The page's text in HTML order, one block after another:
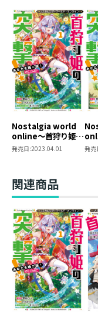
Nostalgia world
online～首狩り姫の
突撃！ あなたを晩
ご飯！～@COMIC
発売日:2023.04.01
突
ご
発売
関連商品